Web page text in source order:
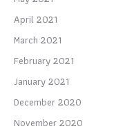
April 2021
March 2021
February 2021
January 2021
December 2020
November 2020